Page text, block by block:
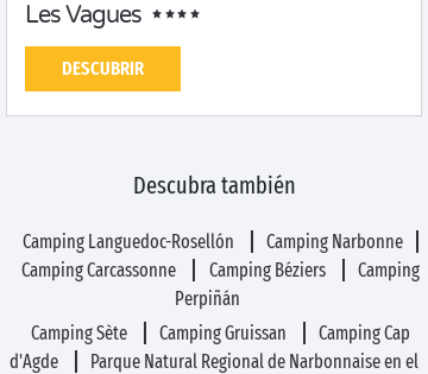
Les Vagues
DESCUBRIR
Descubra también
Camping Languedoc-Rosellón
Camping Narbonne
Camping Carcassonne
Camping Béziers
Camping
Perpiñán
Camping Sète
Camping Gruissan
Camping Cap
d'Agde
Parque Natural Regional de Narbonnaise en el